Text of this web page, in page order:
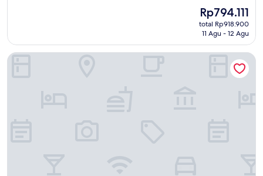
ulasan)
Harga
sekarang
Rp794.111
Rp794.111
total Rp918.900
11 Agu - 12 Agu
Richmond Hotel Miyazaki Ekimae